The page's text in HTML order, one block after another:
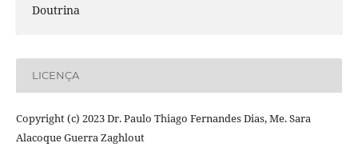
Doutrina
LICENÇA
Copyright (c) 2023 Dr. Paulo Thiago Fernandes Dias, Me. Sara
Alacoque Guerra Zaghlout